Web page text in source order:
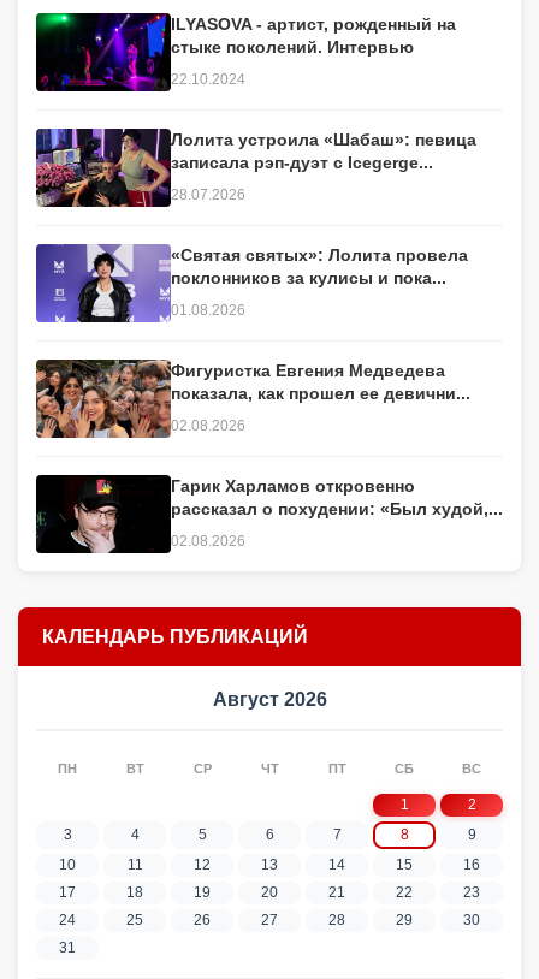
ILYASOVA - артист, рожденный на
стыке поколений. Интервью
22.10.2024
Лолита устроила «Шабаш»: певица
записала рэп-дуэт с Icegerge...
28.07.2026
«Святая святых»: Лолита провела
поклонников за кулисы и пока...
01.08.2026
Фигуристка Евгения Медведева
показала, как прошел ее девични...
02.08.2026
Гарик Харламов откровенно
рассказал о похудении: «Был худой,...
02.08.2026
КАЛЕНДАРЬ ПУБЛИКАЦИЙ
Август 2026
ПН ВТ СР ЧТ ПТ СБ ВС
1
2
3
4 5 6 7 8
9
10
11 12 13 14 15
16
17
18 19 20 21 22
23
24
25 26 27 28 29
30
31